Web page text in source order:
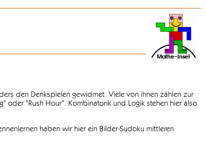
den Denkspielen gewidmet. Viele von ihnen zählen zur
oder "Rush Hour". Kombinatorik und Logik stehen hier also
haben wir hier ein Bilder-Sudoku mittleren